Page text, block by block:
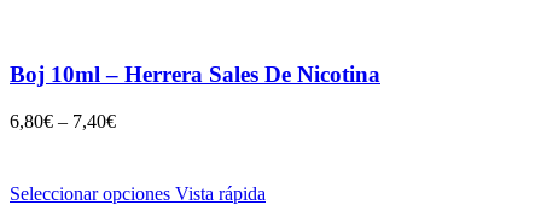
Boj 10ml – Herrera Sales De Nicotina
6,80€ – 7,40€
Seleccionar opciones Vista rápida